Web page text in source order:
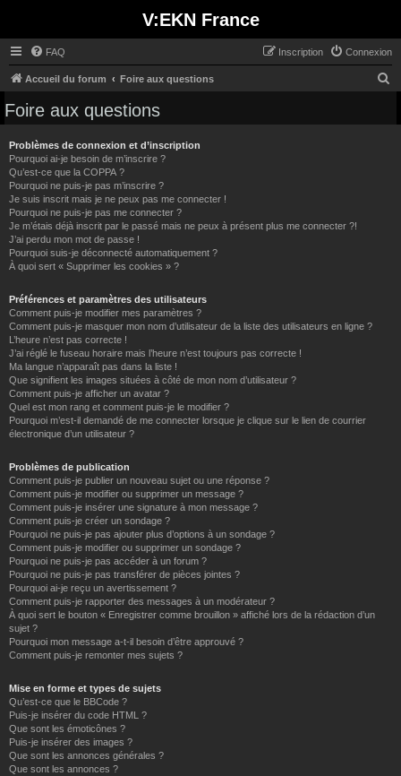
V:EKN France
FAQ Connexion
Inscription
Accueil du forum Foire aux questions
Foire aux questions
Problèmes de connexion et d’inscription
Pourquoi ai-je besoin de m’inscrire ?
Qu’est-ce que la COPPA ?
Pourquoi ne puis-je pas m’inscrire ?
Je suis inscrit mais je ne peux pas me connecter !
Pourquoi ne puis-je pas me connecter ?
Je m’étais déjà inscrit par le passé mais ne peux à présent plus me connecter ?!
J’ai perdu mon mot de passe !
Pourquoi suis-je déconnecté automatiquement ?
À quoi sert « Supprimer les cookies » ?
Préférences et paramètres des utilisateurs
Comment puis-je modifier mes paramètres ?
Comment puis-je masquer mon nom d’utilisateur de la liste des utilisateurs en ligne ?
L’heure n’est pas correcte !
J’ai réglé le fuseau horaire mais l’heure n’est toujours pas correcte !
Ma langue n’apparaît pas dans la liste !
Que signifient les images situées à côté de mon nom d’utilisateur ?
Comment puis-je afficher un avatar ?
Quel est mon rang et comment puis-je le modifier ?
Pourquoi m’est-il demandé de me connecter lorsque je clique sur le lien de courrier
électronique d’un utilisateur ?
Problèmes de publication
Comment puis-je publier un nouveau sujet ou une réponse ?
Comment puis-je modifier ou supprimer un message ?
Comment puis-je insérer une signature à mon message ?
Comment puis-je créer un sondage ?
Pourquoi ne puis-je pas ajouter plus d’options à un sondage ?
Comment puis-je modifier ou supprimer un sondage ?
Pourquoi ne puis-je pas accéder à un forum ?
Pourquoi ne puis-je pas transférer de pièces jointes ?
Pourquoi ai-je reçu un avertissement ?
Comment puis-je rapporter des messages à un modérateur ?
À quoi sert le bouton « Enregistrer comme brouillon » affiché lors de la rédaction d’un
sujet ?
Pourquoi mon message a-t-il besoin d’être approuvé ?
Comment puis-je remonter mes sujets ?
Mise en forme et types de sujets
Qu’est-ce que le BBCode ?
Puis-je insérer du code HTML ?
Que sont les émoticônes ?
Puis-je insérer des images ?
Que sont les annonces générales ?
Que sont les annonces ?